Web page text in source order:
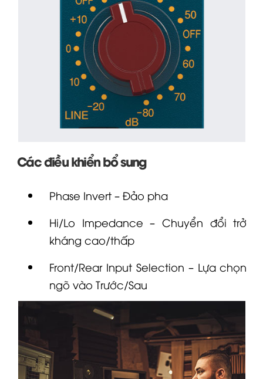
Các điều khiển bổ sung
Phase Invert – Đảo pha
Hi/Lo Impedance – Chuyển đổi trở
kháng cao/thấp
Front/Rear Input Selection – Lựa chọn
ngõ vào Trước/Sau